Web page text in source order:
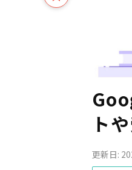
ト
更新日: